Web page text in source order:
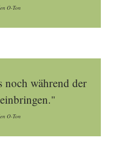
O-Ton
während der
O-Ton